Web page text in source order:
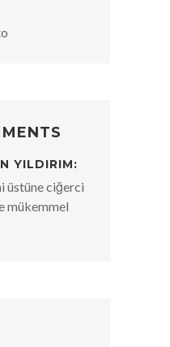
YILDIRIM:
üstüne ciğerci
mükemmel